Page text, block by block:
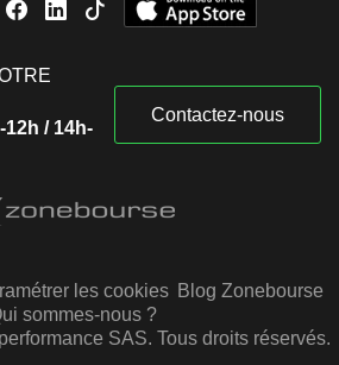
/ 14h-
Contactez-nous
les cookies Blog Zonebourse
sommes-nous ?
SAS. Tous droits réservés.